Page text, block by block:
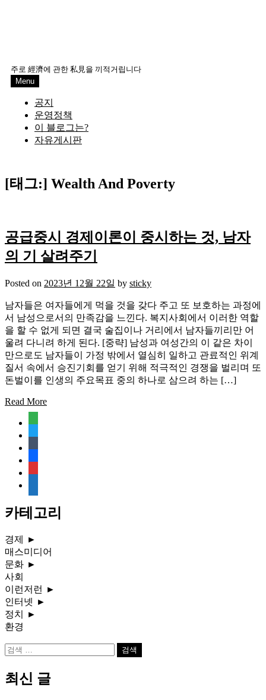
주로 經濟에 관한 私見을 끼적거립니다
Menu
공지
운영정책
이 블로그는?
자유게시판
[태그:] Wealth And Poverty
공급중시 경제이론이 중시하는 것, 남자
의 기 살려주기
Posted on 2023년 12월 22일 by sticky
남자들은 여자들에게 먹을 것을 갖다 주고 또 보호하는 과정에
서 남성으로서의 만족감을 느낀다. 복지사회에서 이러한 역할
을 할 수 없게 되면 결국 술집이나 거리에서 남자들끼리만 어
울려 다니려 하게 된다. [중략] 남성과 여성간의 이 같은 차이
만으로도 남자들이 가정 밖에서 열심히 일하고 관료적인 위계
질서 속에서 승진기회를 얻기 위해 적극적인 경쟁을 벌리며 또
돈벌이를 인생의 주요목표 중의 하나로 삼으려 하는 […]
Read More
document
카테고리
경제
►
매스미디어
문화 ►
사회
이런저런 ►
인터넷 ►
정치
►
환경
검
최신 글